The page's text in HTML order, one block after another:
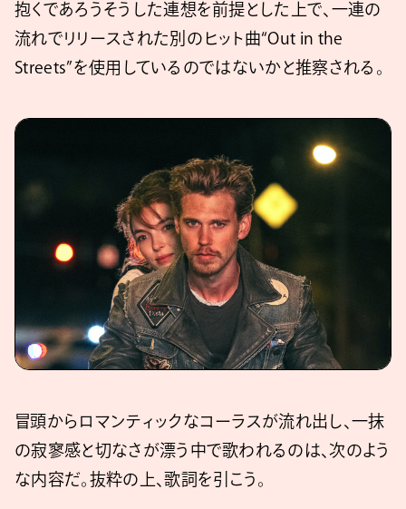
抱くであろうそうした連想を前提とした上で、一連の
流れでリリースされた別のヒット曲“Out in the
Streets”を使用しているのではないかと推察される。
冒頭からロマンティックなコーラスが流れ出し、一抹
の寂寥感と切なさが漂う中で歌われるのは、次のよう
な内容だ。抜粋の上、歌詞を引こう。